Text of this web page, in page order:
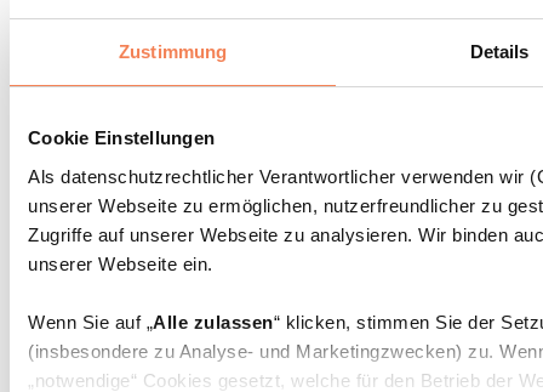
Zustimmung Details
Cookie Einstellungen
Als datenschutzrechtlicher Verantwortlicher verwenden wir
unserer Webseite zu ermöglichen, nutzerfreundlicher zu
Zugriffe auf unserer Webseite zu analysieren. Wir binden
unserer Webseite ein.
Wenn Sie auf „Alle zulassen“ klicken, stimmen Sie der
(insbesondere zu Analyse- und Marketingzwecken) zu.
„notwendige“ Cookies gesetzt, welche für den Betrieb der
Faszien- und Massagerollen
Weitere Rehabilitationshilfen
Taschen & Rucksäcke
Essenstaschen und Meal-Prep-Zubehör
Sporttaschen
Zubehör nach Aktivität
Laufen
Kampfsport